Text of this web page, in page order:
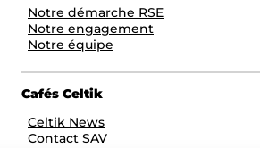
Notre démarche RSE
Notre engagement
Notre équipe
Cafés Celtik
Celtik News
Contact SAV